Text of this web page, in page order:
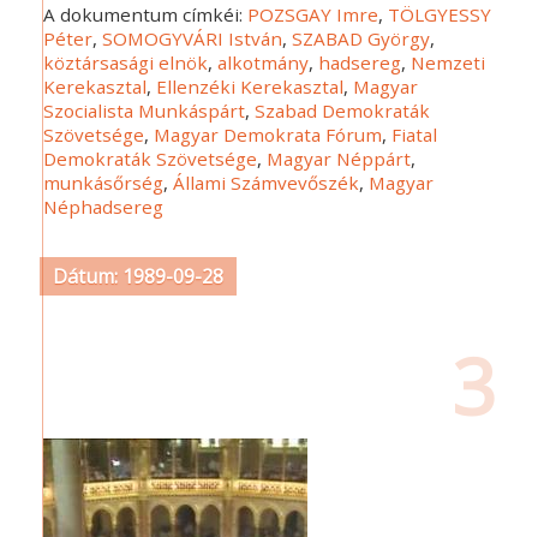
A dokumentum címkéi: POZSGAY Imre, TÖLGYESSY
Péter,SOMOGYVÁRI István,SZABAD György,
köztársasági elnök,alkotmány, hadsereg, Nemzeti
Kerekasztal, Ellenzéki Kerekasztal, Magyar
Szocialista Munkáspárt,Szabad Demokraták
Szövetsége, Magyar Demokrata Fórum, Fiatal
Demokraták Szövetsége, Magyar Néppárt,
munkásőrség,Állami Számvevőszék, Magyar
Néphadsereg
Dátum: 1989-09-28
3